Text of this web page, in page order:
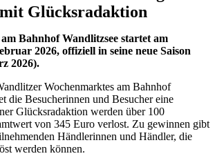
Glücksradaktion
Bahnhof Wandlitzsee startet am
2026, offiziell in seine neue Saison
2026).
Wochenmarktes am Bahnhof
die Besucherinnen und Besucher eine
Glücksradaktion werden über 100
von 345 Euro verlost. Zu gewinnen gibt
Händlerinnen und Händler, die
werden können.